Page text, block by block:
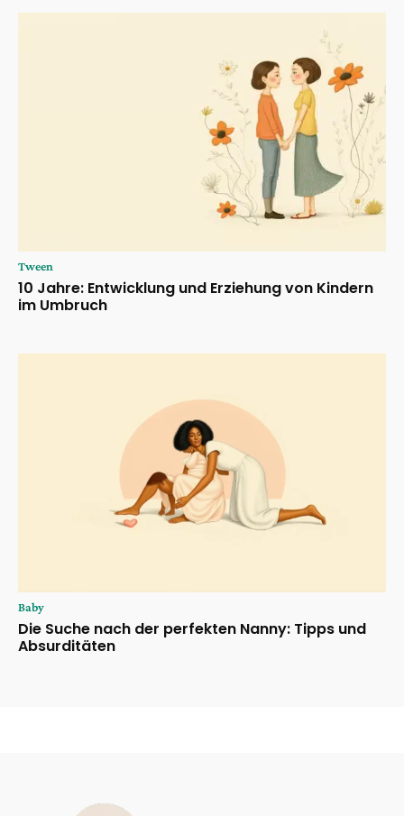
Tween
10 Jahre: Entwicklung und Erziehung von Kindern
im Umbruch
Baby
Die Suche nach der perfekten Nanny: Tipps und
Absurditäten